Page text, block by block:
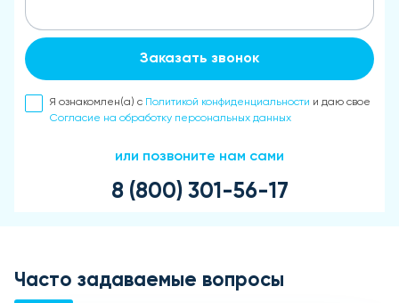
Заказать звонок
Я ознакомлен(а) с Политикой конфиденциальности и даю свое
Согласие на обработку персональных данных
или позвоните нам сами
8 (800) 301-56-17
Часто задаваемые вопросы